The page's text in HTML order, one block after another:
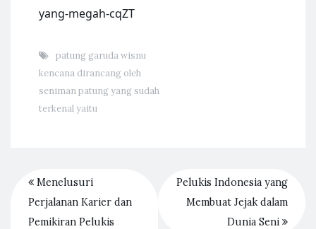
yang-megah-cqZT
patung garuda wisnu
kencana dirancang oleh
seniman patung yang sudah
terkenal yaitu
Menelusuri
Perjalanan Karier dan
Pemikiran Pelukis
Pelukis Indonesia yang
Membuat Jejak dalam
Dunia Seni